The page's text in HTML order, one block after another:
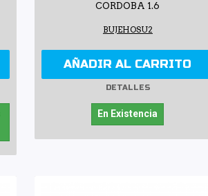
CORDOBA 1.6
BUJEHOSU2
AÑADIR AL CARRITO
DETALLES
En Existencia